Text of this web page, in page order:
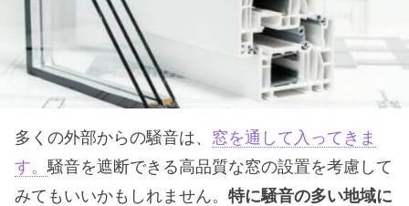
多くの外部からの騒音は、 窓を通して入ってきま
す。 騒音を遮断できる高品質な窓の設置を考慮して
みてもいいかもしれません。 特に騒音の多い地域に